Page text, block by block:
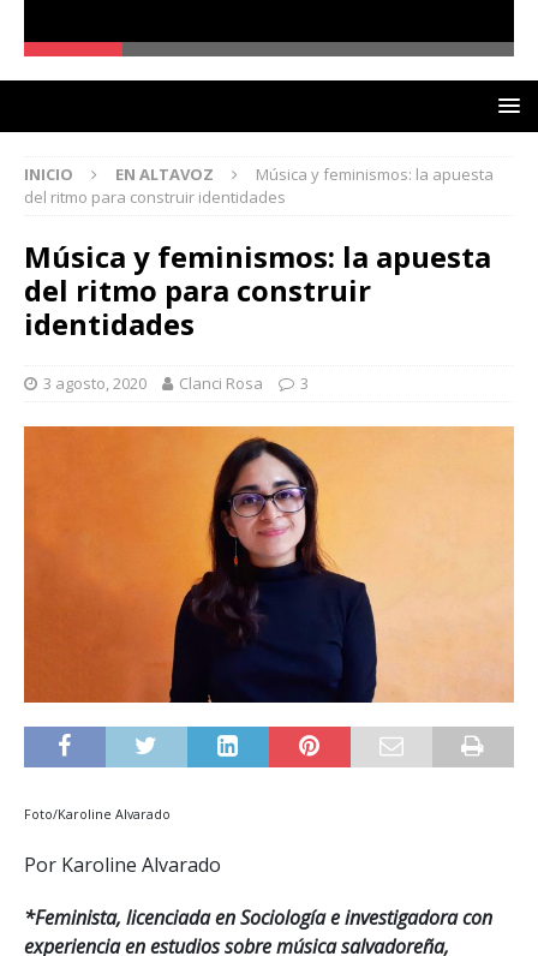
INICIO EN ALTAVOZ
Música y feminismos: la apuesta
del ritmo para construir identidades
Música y feminismos: la apuesta
del ritmo para construir
identidades
3 agosto, 2020 Clanci Rosa 3
Foto/Karoline Alvarado
Por Karoline Alvarado
*Feminista, licenciada en Sociología e investigadora con
experiencia en estudios sobre música salvadoreña,